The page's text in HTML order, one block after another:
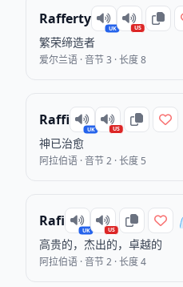
Rafferty
UK US
繁荣缔造者
爱尔兰语 · 音节 3 · 长度 8
Raffi
UK US
神已治愈
阿拉伯语 · 音节 2 · 长度 5
Rafi
UK US
高贵的，杰出的，卓越的
阿拉伯语 · 音节 2 · 长度 4